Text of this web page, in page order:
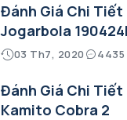
Đánh Giá Chi Tiết
Jogarbola
03 Th7, 2020 4435
Đánh Giá Chi Tiết
Kamito Cobra 2